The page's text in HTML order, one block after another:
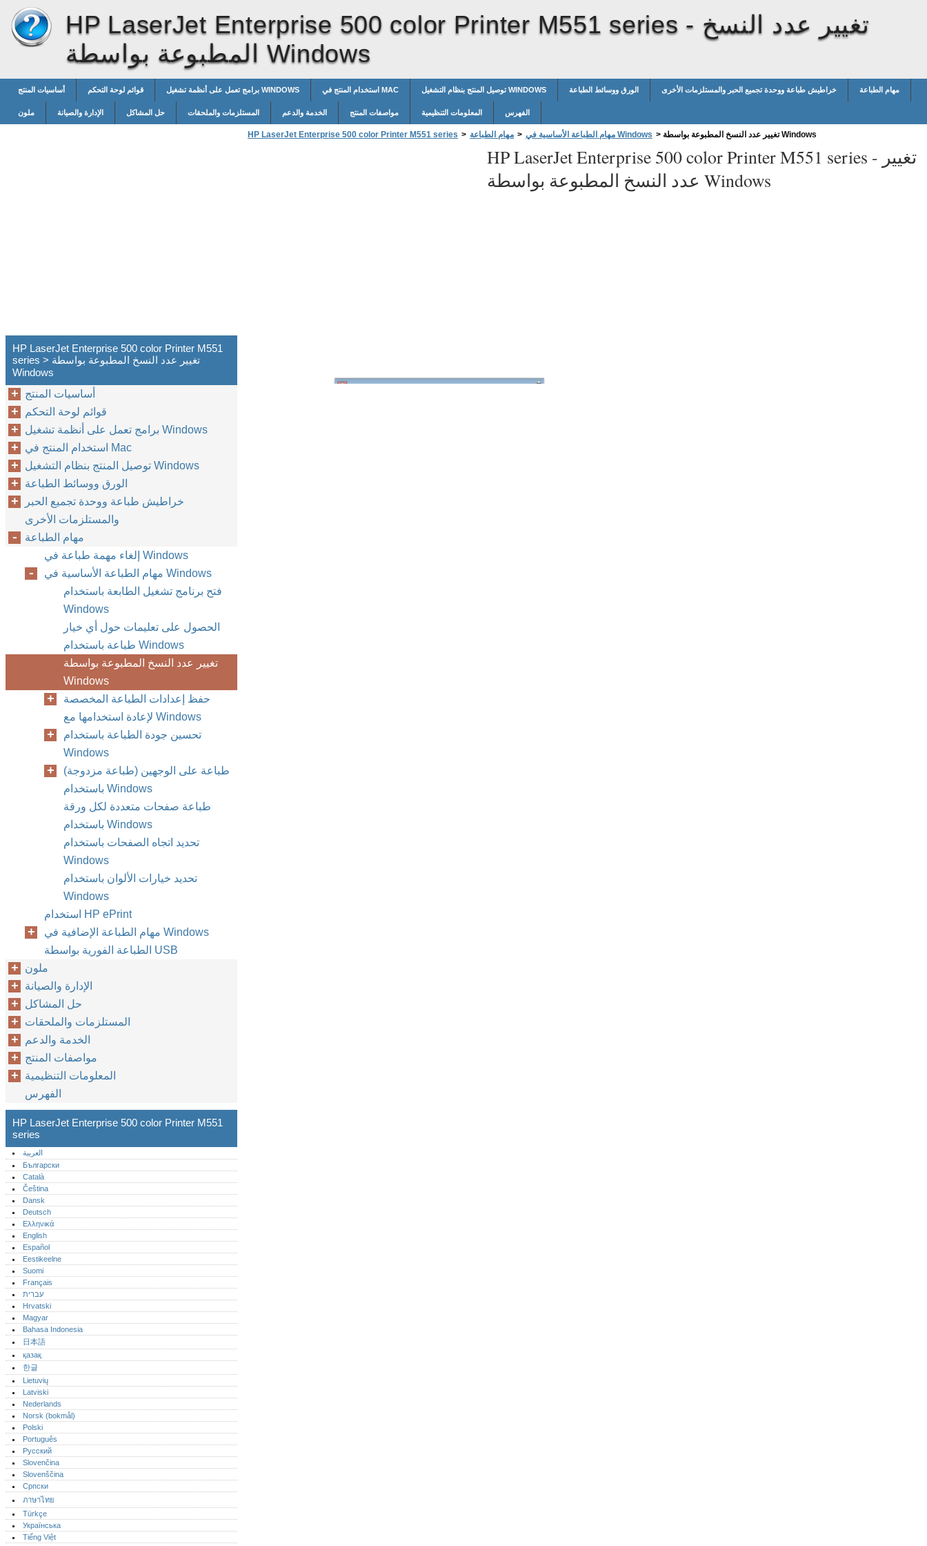
HP LaserJet Enterprise 500 color Printer M551 series - تغيير عدد النسخ
المطبوعة بواسطة Windows
أساسيات المنتج قوائم لوحة التحكم برامج تعمل على أنظمة تشغيل WINDOWS استخدام المنتج في MAC توصيل المنتج بنظام التشغيل WINDOWS الورق ووسائط الطباعة خراطيش طباعة ووحدة تجميع الحبر والمستلزمات الأخرى مهام الطباعة
ملون الإدارة والصيانة حل المشاكل المستلزمات والملحقات الخدمة والدعم مواصفات المنتج المعلومات التنظيمية الفهرس
HP LaserJet Enterprise 500 color Printer M551 series > مهام الطباعة > مهام الطباعة الأساسية في Windows > تغيير عدد النسخ المطبوعة بواسطة Windows
HP LaserJet Enterprise 500 color Printer M551 series - تغيير
عدد النسخ المطبوعة بواسطة Windows
HP LaserJet Enterprise 500 color Printer M551
series > تغيير عدد النسخ المطبوعة بواسطة
Windows
أساسيات المنتج
قوائم لوحة التحكم
برامج تعمل على أنظمة تشغيل Windows
استخدام المنتج في Mac
توصيل المنتج بنظام التشغيل Windows
الورق ووسائط الطباعة
خراطيش طباعة ووحدة تجميع الحبر
والمستلزمات الأخرى
مهام الطباعة
إلغاء مهمة طباعة في Windows
مهام الطباعة الأساسية في Windows
فتح برنامج تشغيل الطابعة باستخدام
Windows
الحصول على تعليمات حول أي خيار
طباعة باستخدام Windows
تغيير عدد النسخ المطبوعة بواسطة
Windows
حفظ إعدادات الطباعة المخصصة
لإعادة استخدامها مع Windows
تحسين جودة الطباعة باستخدام
Windows
طباعة على الوجهين (طباعة مزدوجة)
باستخدام Windows
طباعة صفحات متعددة لكل ورقة
باستخدام Windows
تحديد اتجاه الصفحات باستخدام
Windows
تحديد خيارات الألوان باستخدام
Windows
استخدام HP ePrint
مهام الطباعة الإضافية في Windows
الطباعة الفورية بواسطة USB
ملون
الإدارة والصيانة
حل المشاكل
المستلزمات والملحقات
الخدمة والدعم
مواصفات المنتج
المعلومات التنظيمية
الفهرس
HP LaserJet Enterprise 500 color Printer M551
series
العربية
Български
Català
Čeština
Dansk
Deutsch
Ελληνικά
English
Español
Eestikeelne
Suomi
Français
עברית
Hrvatski
Magyar
Bahasa Indonesia
日本語
қазақ
한글
Lietuvių
Latviski
Nederlands
Norsk (bokmål)‎
Polski
Português‎
Русский
Slovenčina
Slovenščina
Српски
ภาษาไทย
Türkçe
Українська
Tiếng Việt